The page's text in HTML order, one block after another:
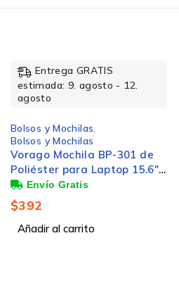
Compartimento del
Características
Entrega GRATIS
estimada: 9. agosto - 12.
agosto
Bolsos y Mochilas
Bolsos y Mochilas
Perfect Choice Mochila de
Poliéster Youth para Laptop
15.6'', Terracota
$218
Añadir al carrito